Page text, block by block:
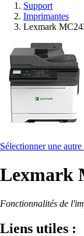
Support
Imprimantes
Lexmark
Sélectionner une
Lexmark
Fonctionnalités de
Liens utiles :